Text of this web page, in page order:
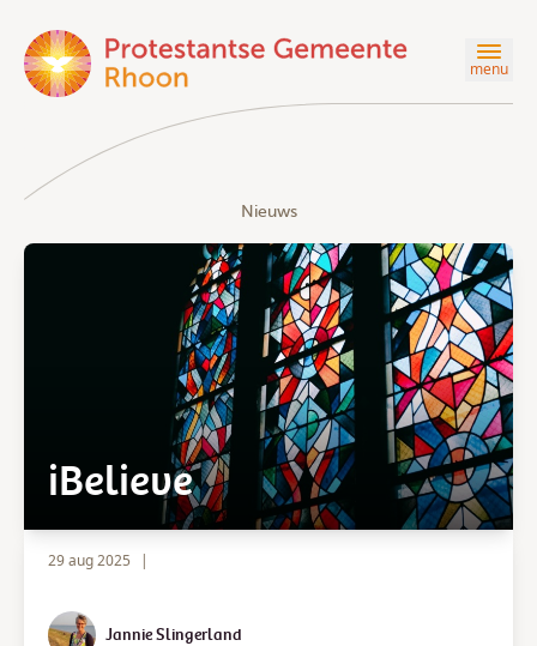
menu
Nieuws
iBelieve
29 aug 2025 |
Jannie Slingerland